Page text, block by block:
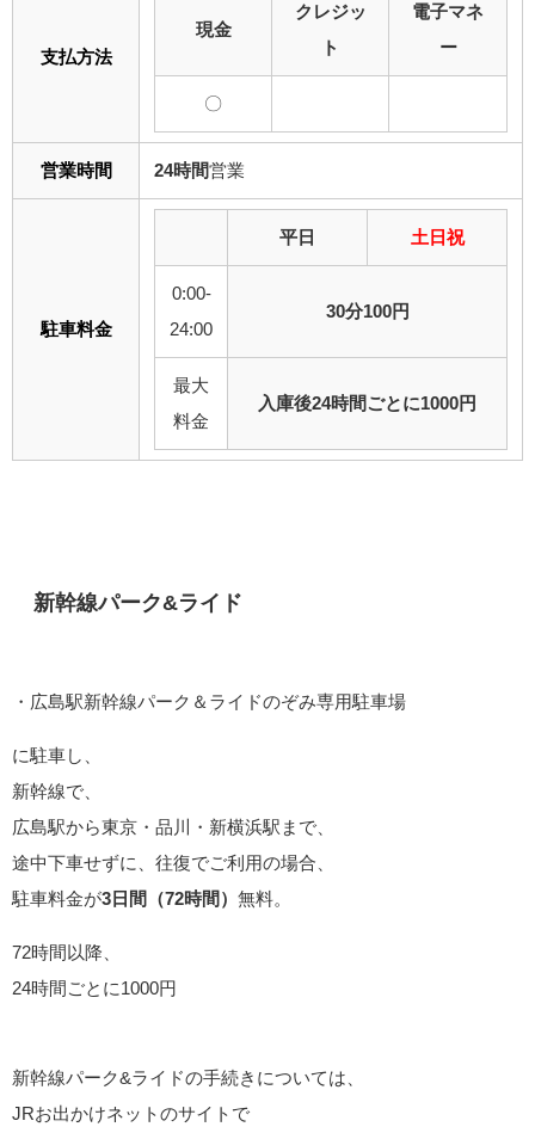
支払方法
現金
クレジッ
ト
電子マネ
ー
〇
営業時間 24時間営業
駐車料金
平日 土日祝
0:00-
24:00
30分100円
最大
料金
入庫後24時間ごとに1000円
新幹線パーク&ライド
・広島駅新幹線パーク＆ライドのぞみ専用駐車場
に駐車し、
新幹線で、
広島駅から東京・品川・新横浜駅まで、
途中下車せずに、往復でご利用の場合、
駐車料金が3日間（72時間） 無料。
72時間以降、
24時間ごとに1000円
新幹線パーク&ライドの手続きについては、
JRお出かけネットのサイトで